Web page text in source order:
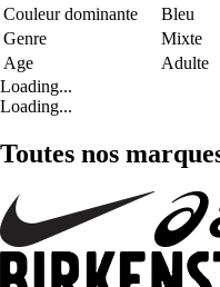
Couleur dominante
Bleu
Genre
Mixte
Age
Adulte
Loading...
Loading...
Toutes nos